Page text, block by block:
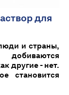
для
и страны,
другие - нет.
становится